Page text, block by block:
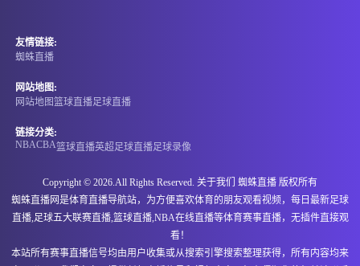
凯夫拉维克女足
情报
08-07 22:00
友情链接:
蜘蛛直播
网站地图:
网站地图篮球直播足球直播
链接分类:
NBACBA篮球直播英超 足球直播足球录像
Copyright © 2026.All Rights Reserved. 关于我们 蜘蛛直播 版权所有
蜘蛛直播网是体育直播导航站，为方便喜欢体育的朋友观看视频，每日最新足球
直播,足球五大联赛直播,篮球直播,NBA在线直播等体育赛事直播，无插件直接观
看！
本站所有赛事直播信号均由用户收集或从搜索引擎搜索整理获得，所有内容均来